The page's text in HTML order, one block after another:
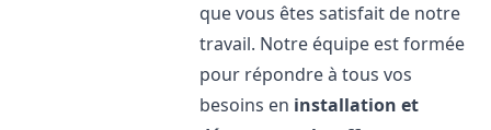
que vous êtes satisfait de notre
travail. Notre équipe est formée
pour répondre à tous vos
besoins en installation et